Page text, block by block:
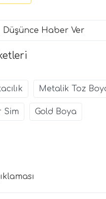
Düşünce Haber Ver
Metalik Toz
Sim Gold Boya